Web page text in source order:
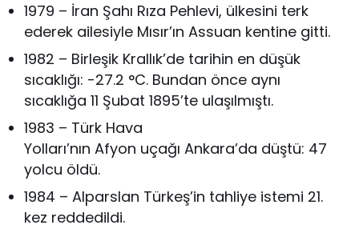
1979 – İran Şahı Rıza Pehlevi, ülkesini terk
ederek ailesiyle Mısır’ın Assuan kentine gitti.
1982 – Birleşik Krallık’de tarihin en düşük
sıcaklığı: -27.2 °C. Bundan önce aynı
sıcaklığa 11 Şubat 1895’te ulaşılmıştı.
1983 – Türk Hava
Yolları’nın Afyon uçağı Ankara’da düştü: 47
yolcu öldü.
1984 – Alparslan Türkeş’in tahliye istemi 21.
kez reddedildi.